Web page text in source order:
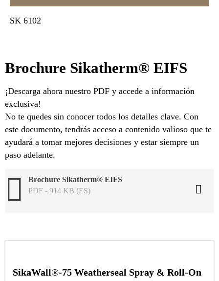
SK 6102
Brochure Sikatherm® EIFS
¡Descarga ahora nuestro PDF y accede a información
exclusiva!
No te quedes sin conocer todos los detalles clave. Con
este documento, tendrás acceso a contenido valioso que te
ayudará a tomar mejores decisiones y estar siempre un
paso adelante.
Brochure Sikatherm® EIFS
PDF - 914 KB (ES)
SikaWall®-75 Weatherseal Spray & Roll-On